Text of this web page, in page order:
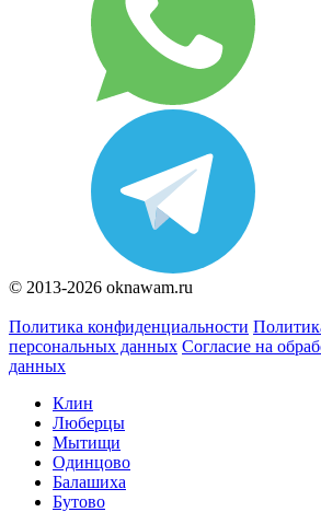
© 2013-2026 oknawam.ru
Политика конфиденциальности
персональных данных Согласие на
данных
Клин
Люберцы
Мытищи
Одинцово
Балашиха
Бутово